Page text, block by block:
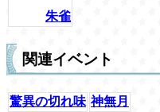
朱雀
関連イベント
驚異の切れ味 神無月